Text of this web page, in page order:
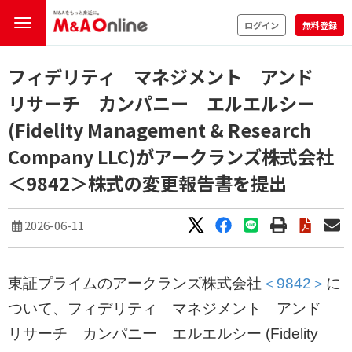
ログイン 無料登録
フィデリティ マネジメント アンド
リサーチ カンパニー エルエルシー
(Fidelity Management & Research
Company LLC)がアークランズ株式会社
＜9842＞株式の変更報告書を提出
2026-06-11
東証プライムのアークランズ株式会社 ＜9842＞ に
ついて、フィデリティ マネジメント アンド
リサーチ カンパニー エルエルシー (Fidelity